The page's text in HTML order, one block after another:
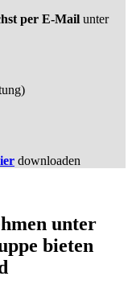
per E-Mail unter
downloaden
unter
bieten